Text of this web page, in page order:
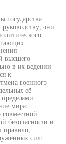
государства
они
высшего
в их ведении
к
военного
её
мира;
безопасности и
правило,
сил;